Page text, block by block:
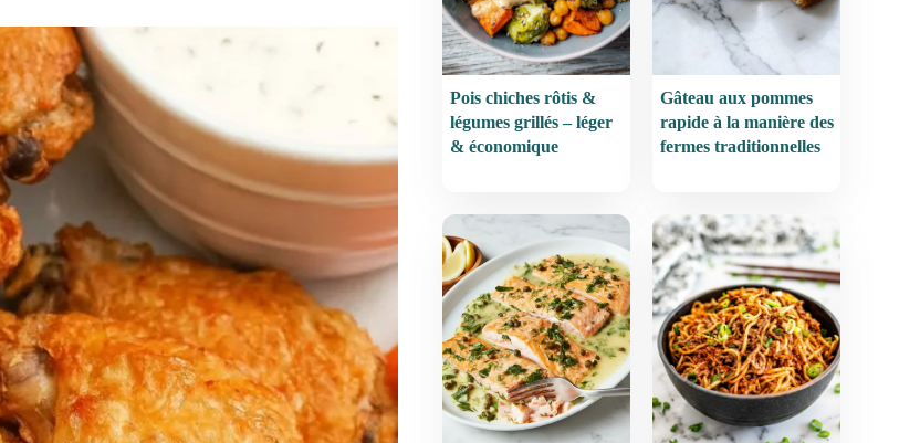
Pois chiches rôtis &
légumes grillés – léger
& économique
Gâteau aux pommes
rapide à la manière des
fermes traditionnelles